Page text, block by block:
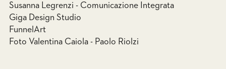
Susanna Legrenzi - Comunicazione Integrata
Giga Design Studio
FunnelArt
Foto Valentina Caiola - Paolo Riolzi